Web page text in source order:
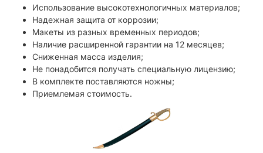
Использование высокотехнологичных материалов;
Надежная защита от коррозии;
Макеты из разных временных периодов;
Наличие расширенной гарантии на 12 месяцев;
Сниженная масса изделия;
Не понадобится получать специальную лицензию;
В комплекте поставляются ножны;
Приемлемая стоимость.